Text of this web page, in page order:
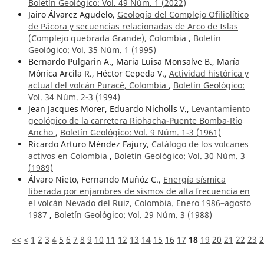
Boletín Geológico: Vol. 49 Núm. 1 (2022)
Jairo Álvarez Agudelo, Geología del Complejo Ofiliolítico
de Pácora y secuencias relacionadas de Arco de Islas
(Complejo quebrada Grande), Colombia , Boletín
Geológico: Vol. 35 Núm. 1 (1995)
Bernardo Pulgarin A., Maria Luisa Monsalve B., María
Mónica Arcila R., Héctor Cepeda V., Actividad histórica y
actual del volcán Puracé, Colombia , Boletín Geológico:
Vol. 34 Núm. 2-3 (1994)
Jean Jacques Morer, Eduardo Nicholls V., Levantamiento
geológico de la carretera Riohacha-Puente Bomba-Río
Ancho , Boletín Geológico: Vol. 9 Núm. 1-3 (1961)
Ricardo Arturo Méndez Fajury, Catálogo de los volcanes
activos en Colombia , Boletín Geológico: Vol. 30 Núm. 3
(1989)
Álvaro Nieto, Fernando Muñóz C., Energía sísmica
liberada por enjambres de sismos de alta frecuencia en
el volcán Nevado del Ruiz, Colombia. Enero 1986–agosto
1987 , Boletín Geológico: Vol. 29 Núm. 3 (1988)
<< < 1 2 3 4 5 6 7 8 9 10 11 12 13 14 15 16 17 18 19 20 21 22 23